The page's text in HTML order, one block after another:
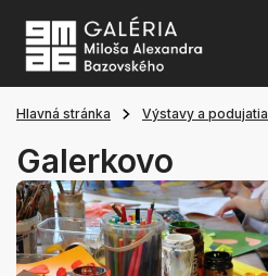
Hlavná stránka Výstavy a podujatia
Galerkovo